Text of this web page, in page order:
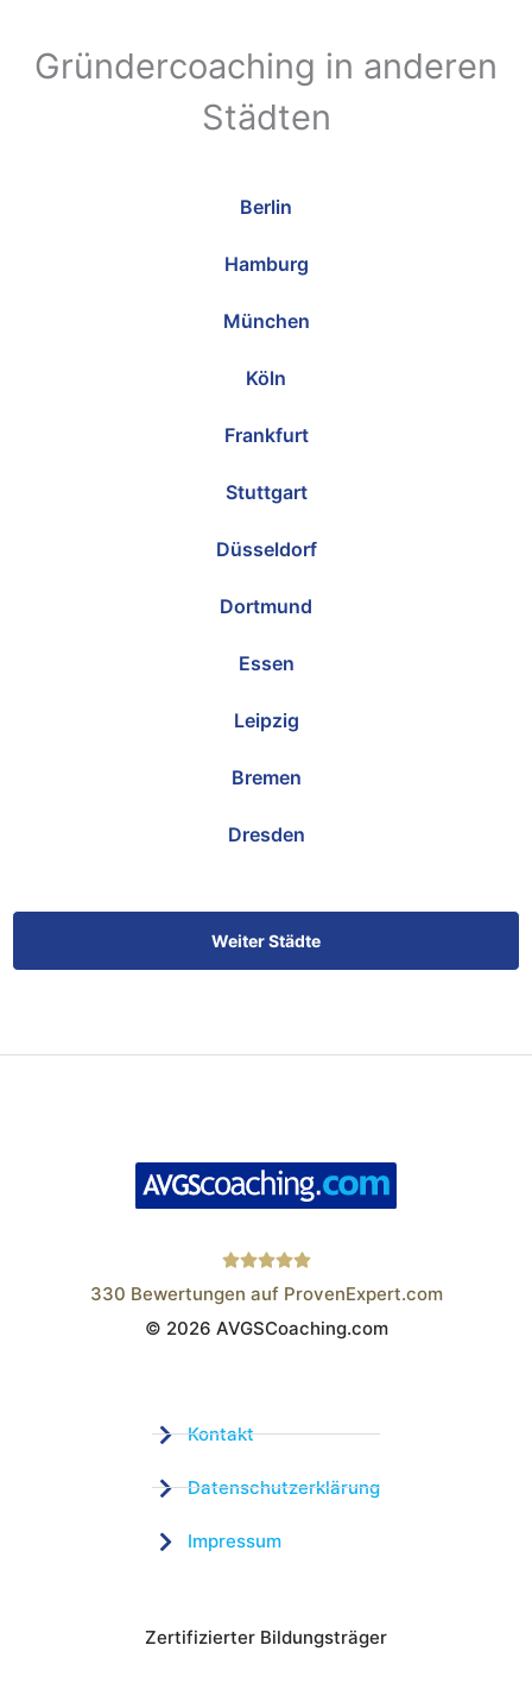
Gründercoaching in anderen
Städten
Berlin
Hamburg
München
Köln
Frankfurt
Stuttgart
Düsseldorf
Dortmund
Essen
Leipzig
Bremen
Dresden
Weiter Städte
Wistor GmbH
330 Bewertungen auf ProvenExpert.com
© 2026 AVGSCoaching.com
Kontakt
Datenschutzerklärung
Impressum
Zertifizierter Bildungsträger